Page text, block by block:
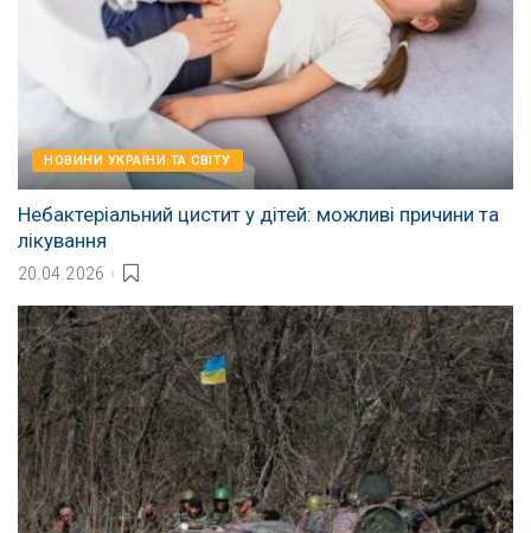
НОВИНИ УКРАЇНИ ТА СВІТУ
Небактеріальний цистит у дітей: можливі причини та
лікування
20.04.2026